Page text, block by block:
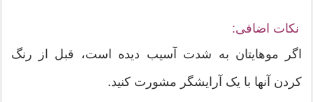
نکات اضافی:
اگر موهایتان به شدت آسیب دیده است، قبل از رنگ
کردن آنها با یک آرایشگر مشورت کنید.